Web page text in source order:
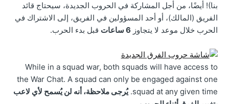
بنا)! أيضًا، من أجل المشاركة في الحروب الجديدة، سيحتاج قائد
الفريق (المالك)، أو أحد المسؤولين في الفريق، إلى الاشتراك في
الحرب خلال موعد لا يتجاوز 6 ساعات قبل بدء الحرب.
While in a squad war, both squads will have access to
the War Chat. A squad can only be engaged against one
squad at any given time. يُرجى ملاحظة، أنه لن يُسمح لأي لاعب